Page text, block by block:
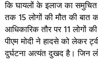
कि घायलों के इलाज का
तक 15 लोगों की मौत की बात
आधिकारिक तौर पर 11 लोगों
पीएम मोदी ने हादसे को लेकर
दुर्घटना अत्यंत दुखद है। जिन